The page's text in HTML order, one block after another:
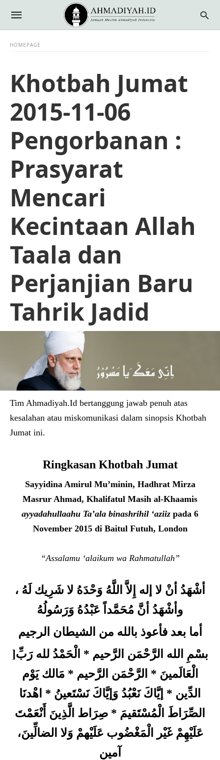
HOMEPAGE
Khotbah Jumat
2015-11-06
Pengorbanan :
Prasyarat
Mencari
Kecintaan Allah
Taala dan
Perjanjian Baru
Tahrik Jadid
Tim Ahmadiyah.Id bertanggung jawab penuh atas
kesalahan atau miskomunikasi dalam sinopsis Khotbah
Jumat ini.
Ringkasan Khotbah Jumat
Sayyidina Amirul Mu’minin, Hadhrat Mirza
Masrur Ahmad, Khalifatul Masih al-Khaamis
ayyadahullaahu Ta’ala binashrihil ‘aziiz pada 6
November 2015 di Baitul Futuh, London
“Assalamu ‘alaikum wa Rahmatullah”
أشْهَدُ أنْ لا إله إِلاَّ اللَّهُ وَحْدَهُ لا شَرِيك لَهُ ،
وأشْهَدُ أنَّ مُحَمَّداً عَبْدُهُ وَرَسُولُهُ
أما بعد فأعوذ بالله من الشيطان الرجيم
]بسْمِ الله الرَّحْمَن الرَّحيم * الْحَمْدُ لله رَبِّ
الْعَالَمينَ * الرَّحْمَن الرَّحيم * مَالك يَوْم
الدِّين * إيَّاكَ نَعْبُدُ وَإيَّاكَ نَسْتَعينُ * اهْدنَا
الصِّرَاطَ الْمُسْتَقيمَ * صِرَاط الَّذِينَ أَنْعَمْتَ
عَلَيْهِمْ غَيْر الْمَغْضُوب عَلَيْهمْ وَلا الضالِّينَ،
آمين